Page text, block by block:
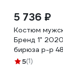
5 736 ₽
Костюм
Бренд 1"
бирюза р-р
176 32175
5(1)